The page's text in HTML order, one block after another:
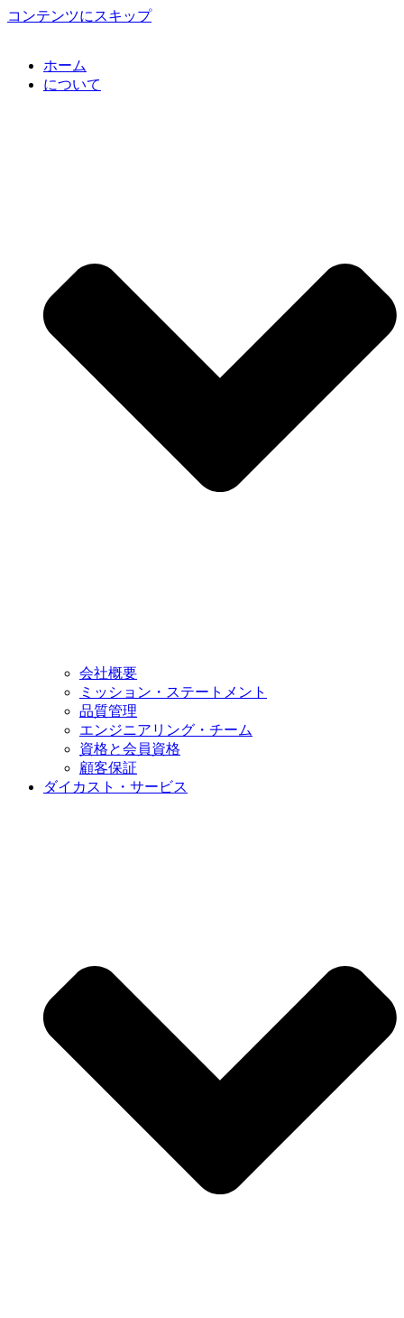
コンテンツにスキップ
ホーム
について
会社概要
ミッション・ステートメント
品質管理
エンジニアリング・チーム
資格と会員資格
顧客保証
ダイカスト・サービス